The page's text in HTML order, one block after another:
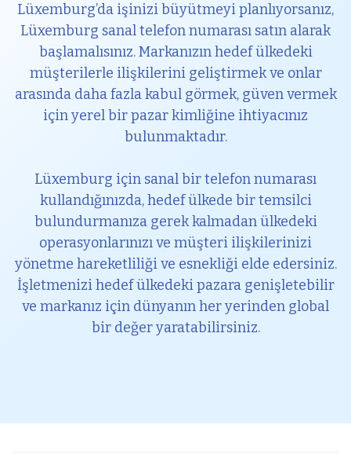
Internet
Lüxemburg’da işinizi büyütmeyi planlıyorsanız,
Lüxemburg sanal telefon numarası satın alarak
başlamalısınız. Markanızın hedef ülkedeki
müşterilerle ilişkilerini geliştirmek ve onlar
arasında daha fazla kabul görmek, güven vermek
için yerel bir pazar kimliğine ihtiyacınız
bulunmaktadır.
Lüxemburg için sanal bir telefon numarası
kullandığınızda, hedef ülkede bir temsilci
bulundurmanıza gerek kalmadan ülkedeki
operasyonlarınızı ve müşteri ilişkilerinizi
yönetme hareketliliği ve esnekliği elde edersiniz.
İşletmenizi hedef ülkedeki pazara genişletebilir
ve markanız için dünyanın her yerinden global
bir değer yaratabilirsiniz.